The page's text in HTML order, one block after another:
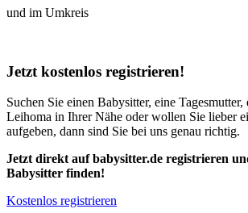
und im Umkreis
Jetzt kostenlos registrieren!
Suchen Sie einen Babysitter, eine
Leihoma in Ihrer Nähe oder wollen Sie lieber
aufgeben, dann sind Sie bei uns genau richtig.
Jetzt direkt auf babysitter.de registrieren
Babysitter finden!
Kostenlos registrieren